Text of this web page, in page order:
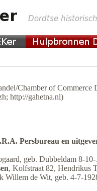
Chamber of Commerce
http://gahetna.nl)
Persbureau en
geb. Dubbeldam 8-10-
, Kolfstraat 82, Hendrikus
Willem de Wit, geb. 4-7-